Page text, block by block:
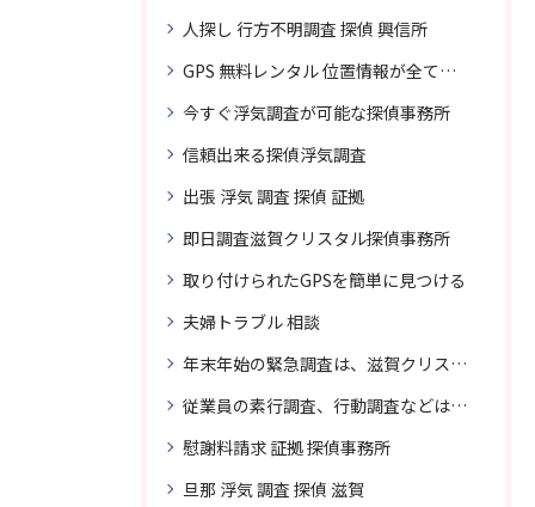
人探し 行方不明調査 探偵 興信所
GPS 無料レンタル 位置情報が全てわかります
今すぐ浮気調査が可能な探偵事務所
信頼出来る探偵浮気調査
出張 浮気 調査 探偵 証拠
即日調査滋賀クリスタル探偵事務所
取り付けられたGPSを簡単に見つける
夫婦トラブル 相談
年末年始の緊急調査は、滋賀クリスタル探偵事務所へご相談
従業員の素行調査、行動調査などは、滋賀クリスタル探偵事務所へまずは、ご相談
慰謝料請求 証拠 探偵事務所
旦那 浮気 調査 探偵 滋賀